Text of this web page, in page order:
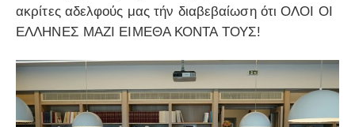
ακρίτες αδελφούς μας τήν διαβεβαίωση ότι ΟΛΟΙ ΟΙ
ΕΛΛΗΝΕΣ ΜΑΖΙ ΕΙΜΕΘΑ ΚΟΝΤΑ ΤΟΥΣ!